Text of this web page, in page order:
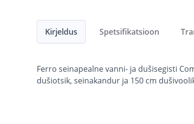
Kirjeldus
Ferro seinapealne vanni- ja dušisegisti
dušiotsik, seinakandur ja 150 cm
Spetsifikatsioon